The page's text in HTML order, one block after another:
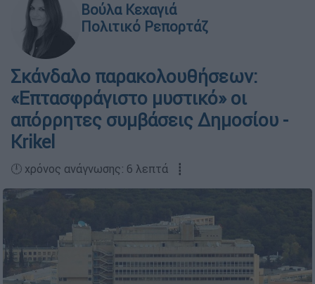
Βούλα Κεχαγιά
Πολιτικό Ρεπορτάζ
Σκάνδαλο παρακολουθήσεων:
«Επτασφράγιστο μυστικό» οι
απόρρητες συμβάσεις Δημοσίου -
Krikel
🕛 χρόνος ανάγνωσης: 6 λεπτά ┋